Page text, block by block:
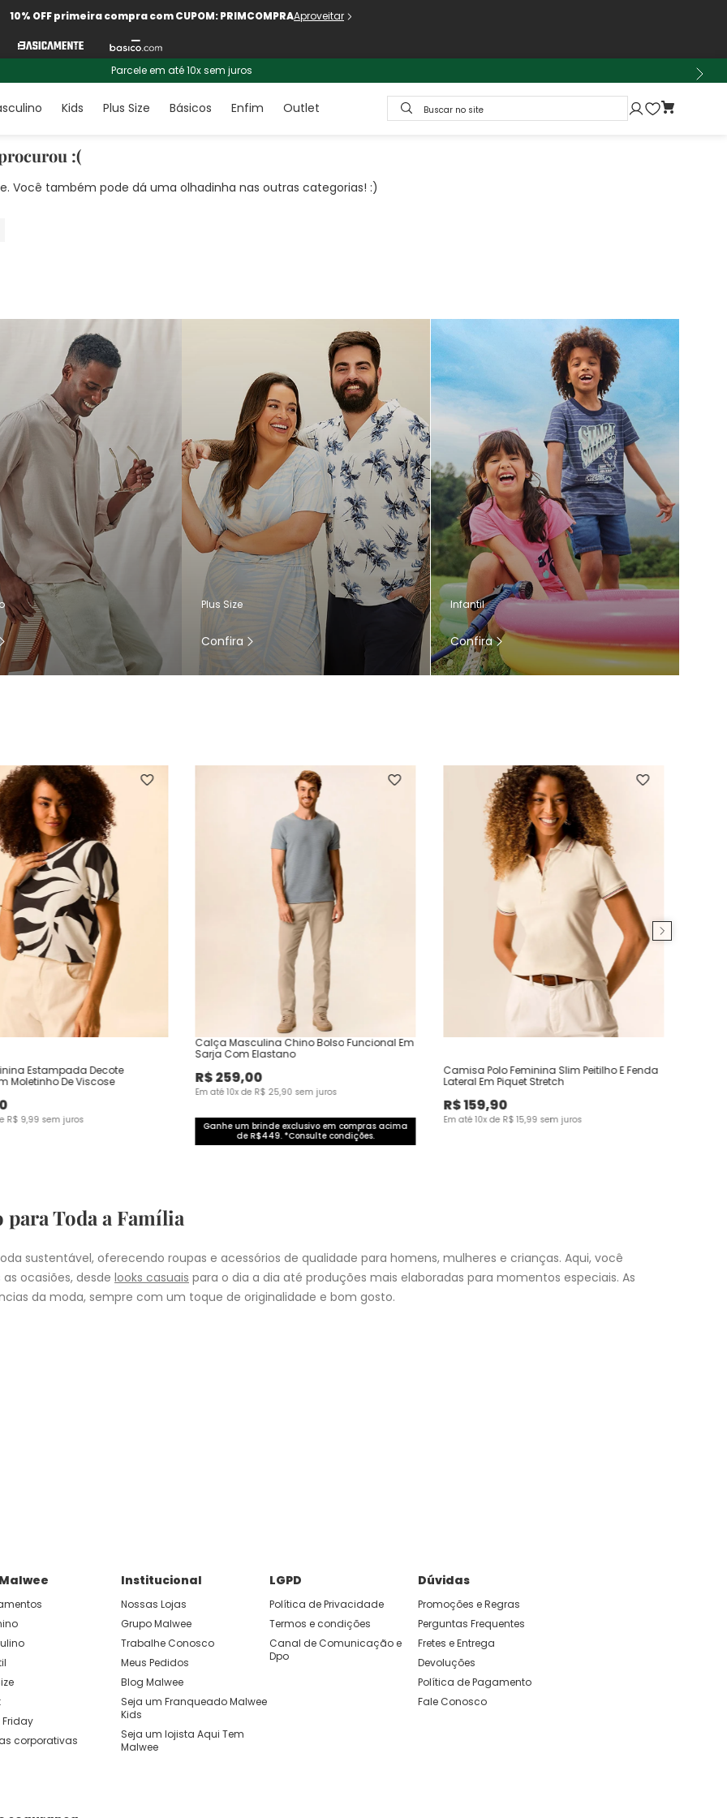
10% OFF primeira compra com CUPOM: PRIMCOMPRAAproveitar
Parcele em até 10x sem juros
Kids Plus Size Básicos Enfim Outlet Buscar no site
:(
Você também pode dá uma olhadinha nas outras categorias! :)
Plus Size
Confira
Infantil
Confira
Estampada Decote
Moletinho De Viscose
R$ 9,99 sem juros
Calça Masculina Chino Bolso Funcional Em
Sarja Com Elastano
R$259,00
Em até10x de R$ 25,90 sem juros
Ganhe um brinde exclusivo em compras acima
de R$449. *Consulte condições.
Camisa Polo Feminina Slim Peitilho E Fenda
Lateral Em Piquet Stretch
R$159,90
Em até10x de R$ 15,99 sem juros
para Toda a Família
sustentável, oferecendo roupas e acessórios de qualidade para homens, mulheres e crianças. Aqui, você
ocasiões, desde looks casuais para o dia a dia até produções mais elaboradas para momentos especiais. As
da moda, sempre com um toque de originalidade e bom gosto.
corporativas
Institucional
Nossas Lojas
Grupo Malwee
Trabalhe Conosco
Meus Pedidos
Blog Malwee
Seja um Franqueado Malwee
Kids
Seja um lojista Aqui Tem
Malwee
LGPD
Política de Privacidade
Termos e condições
Canal de Comunicação e
Dpo
Dúvidas
Promoções e Regras
Perguntas Frequentes
Fretes e Entrega
Devoluções
Política de Pagamento
Fale Conosco